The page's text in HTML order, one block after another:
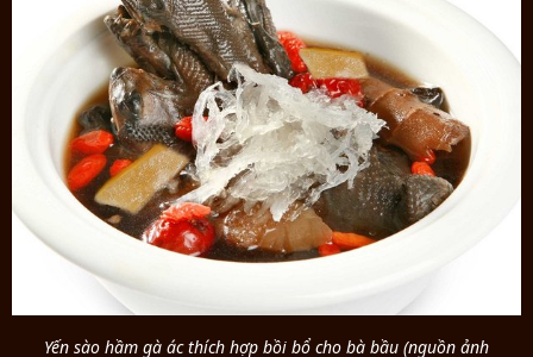
Yến sào hầm gà ác thích hợp bồi bổ cho bà bầu (nguồn ảnh